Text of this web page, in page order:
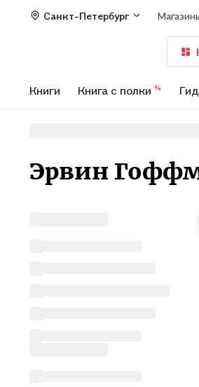
Санкт-Петербург
Книги Книга с полки %
Эрвин